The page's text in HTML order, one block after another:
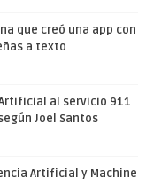
que creó una app con
a texto
al servicio 911
Joel Santos
Artificial y Machine